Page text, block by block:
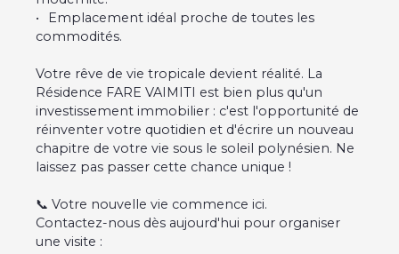
Emplacement idéal proche de toutes les
commodités.
Votre rêve de vie tropicale devient réalité. La
Résidence FARE VAIMITI est bien plus qu'un
investissement immobilier : c'est l'opportunité de
réinventer votre quotidien et d'écrire un nouveau
chapitre de votre vie sous le soleil polynésien. Ne
laissez pas passer cette chance unique !
📞 Votre nouvelle vie commence ici.
Contactez-nous dès aujourd'hui pour organiser
une visite :